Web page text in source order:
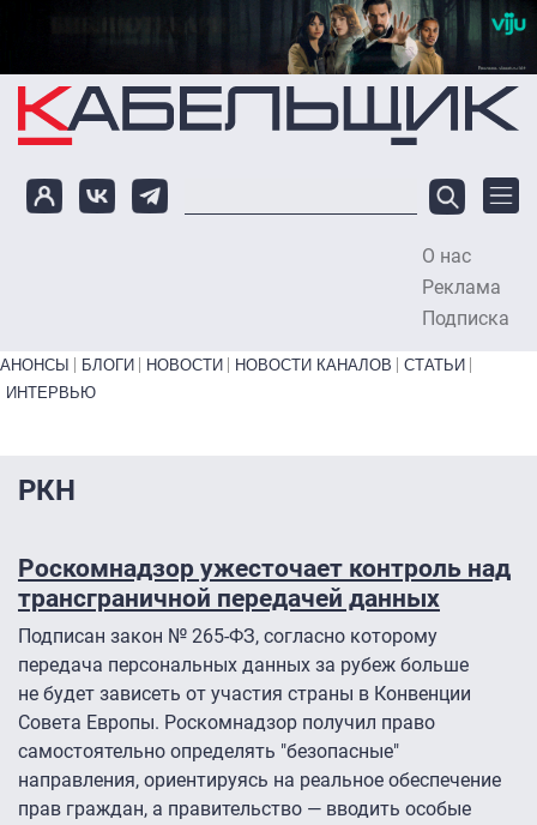
Перейти к основному содержанию
О нас
Реклама
Подписка
Primary links bottom
АНОНСЫ БЛОГИ НОВОСТИ НОВОСТИ КАНАЛОВ
СТАТЬИ
ИНТЕРВЬЮ
РКН
Роскомнадзор ужесточает контроль над
трансграничной передачей данных
Подписан закон № 265-ФЗ, согласно которому
передача персональных данных за рубеж больше
не будет зависеть от участия страны в Конвенции
Совета Европы. Роскомнадзор получил право
самостоятельно определять "безопасные"
направления, ориентируясь на реальное обеспечение
прав граждан, а правительство — вводить особые